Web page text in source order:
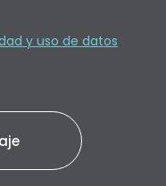
y uso de datos